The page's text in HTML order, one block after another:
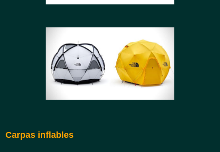
Carpas inflables